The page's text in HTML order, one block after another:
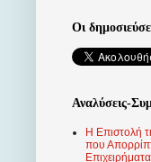
Οι
Αναλύσεις-
Η Επιστολή
που